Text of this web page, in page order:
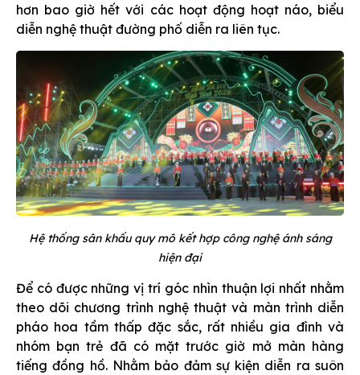
hơn bao giờ hết với các hoạt động hoạt náo, biểu
diễn nghệ thuật đường phố diễn ra liên tục.
Hệ thống sân khấu quy mô kết hợp công nghệ ánh sáng
hiện đại
Để có được những vị trí góc nhìn thuận lợi nhất nhằm
theo dõi chương trình nghệ thuật và màn trình diễn
pháo hoa tầm thấp đặc sắc, rất nhiều gia đình và
nhóm bạn trẻ đã có mặt trước giờ mở màn hàng
tiếng đồng hồ. Nhằm bảo đảm sự kiện diễn ra suôn